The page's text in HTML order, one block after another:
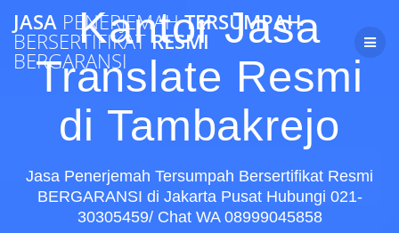
to
content
JASA PENERJEMAHTERSUMPAH
BERSERTIFIKATRESMI
BERGARANSI
Kantor Jasa
Translate Resmi
di Tambakrejo
Jasa Penerjemah Tersumpah Bersertifikat Resmi
BERGARANSI di Jakarta Pusat Hubungi 021-
30305459/ Chat WA 08999045858